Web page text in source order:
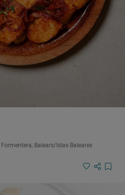
Balears/Islas Baleares